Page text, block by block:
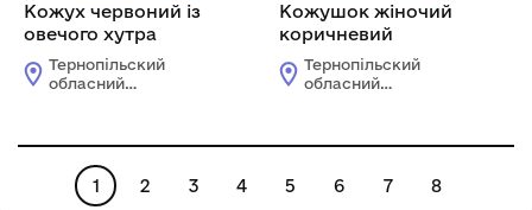
Кожух червоний із
овечого хутра
Тернопільский
обласний
Кожушок жіночий
коричневий
Тернопільский
обласний
1 2 3 4 5 6 7 8